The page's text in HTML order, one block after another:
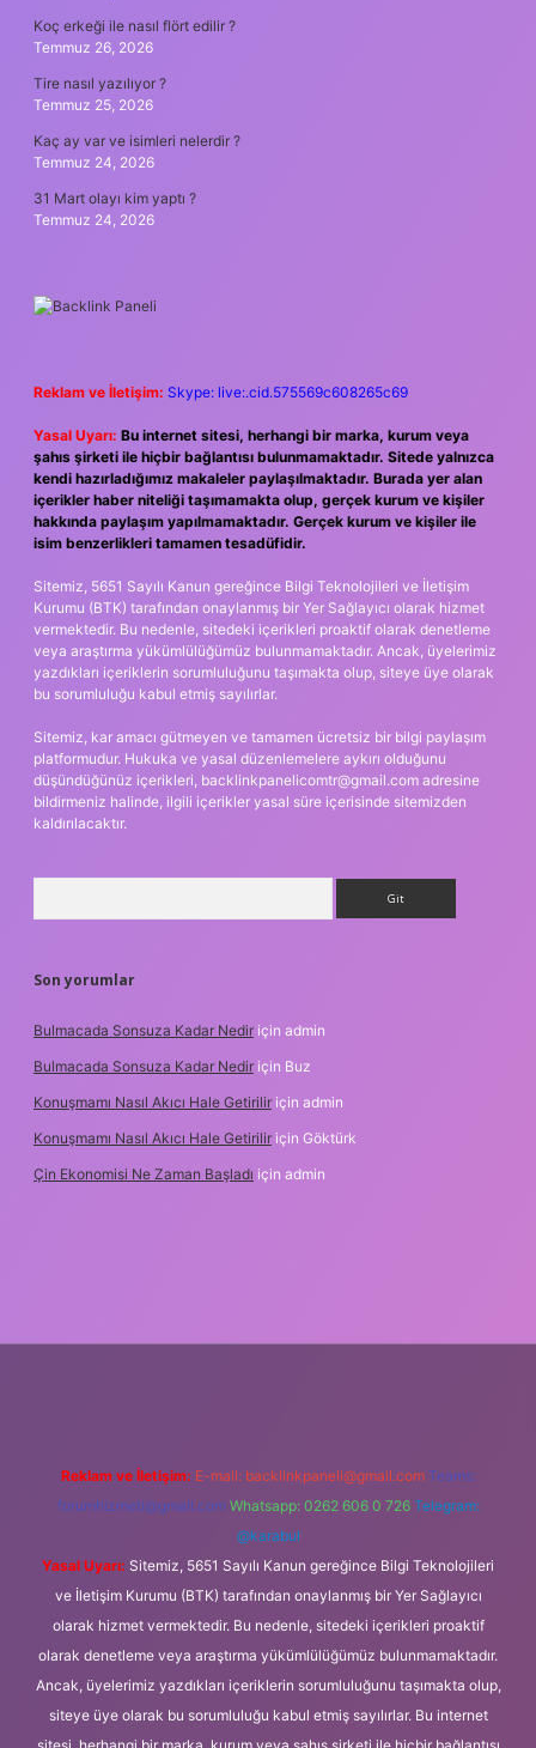
Koç erkeği ile nasıl flört edilir ?
Temmuz 26, 2026
Tire nasıl yazılıyor ?
Temmuz 25, 2026
Kaç ay var ve isimleri nelerdir ?
Temmuz 24, 2026
31 Mart olayı kim yaptı ?
Temmuz 24, 2026
Reklam ve İletişim: Skype: live:.cid.575569c608265c69
Yasal Uyarı: Bu internet sitesi, herhangi bir marka, kurum veya
şahıs şirketi ile hiçbir bağlantısı bulunmamaktadır. Sitede yalnızca
kendi hazırladığımız makaleler paylaşılmaktadır. Burada yer alan
içerikler haber niteliği taşımamakta olup, gerçek kurum ve kişiler
hakkında paylaşım yapılmamaktadır. Gerçek kurum ve kişiler ile
isim benzerlikleri tamamen tesadüfidir.
Sitemiz, 5651 Sayılı Kanun gereğince Bilgi Teknolojileri ve İletişim
Kurumu (BTK) tarafından onaylanmış bir Yer Sağlayıcı olarak hizmet
vermektedir. Bu nedenle, sitedeki içerikleri proaktif olarak denetleme
veya araştırma yükümlülüğümüz bulunmamaktadır. Ancak, üyelerimiz
yazdıkları içeriklerin sorumluluğunu taşımakta olup, siteye üye olarak
bu sorumluluğu kabul etmiş sayılırlar.
Sitemiz, kar amacı gütmeyen ve tamamen ücretsiz bir bilgi paylaşım
platformudur. Hukuka ve yasal düzenlemelere aykırı olduğunu
düşündüğünüz içerikleri, backlinkpanelicomtr@gmail.com adresine
bildirmeniz halinde, ilgili içerikler yasal süre içerisinde sitemizden
kaldırılacaktır.
Son yorumlar
Bulmacada Sonsuza Kadar Nedir için admin
Bulmacada Sonsuza Kadar Nedir için Buz
Konuşmamı Nasıl Akıcı Hale Getirilir için admin
Konuşmamı Nasıl Akıcı Hale Getirilir için Göktürk
Çin Ekonomisi Ne Zaman Başladı için admin
Reklam ve İletişim: E-mail: backlinkpaneli@gmail.com Teams:
forumhizmeti@gmail.com Whatsapp: 0262 606 0 726 Telegram:
@karabul
Yasal Uyarı: Sitemiz, 5651 Sayılı Kanun gereğince Bilgi Teknolojileri
ve İletişim Kurumu (BTK) tarafından onaylanmış bir Yer Sağlayıcı
olarak hizmet vermektedir. Bu nedenle, sitedeki içerikleri proaktif
olarak denetleme veya araştırma yükümlülüğümüz bulunmamaktadır.
Ancak, üyelerimiz yazdıkları içeriklerin sorumluluğunu taşımakta olup,
siteye üye olarak bu sorumluluğu kabul etmiş sayılırlar. Bu internet